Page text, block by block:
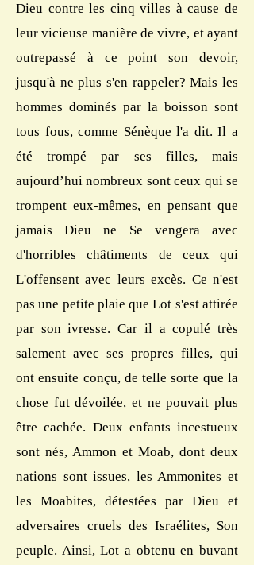
Dieu contre les cinq villes à cause de
leur vicieuse manière de vivre, et ayant
outrepassé à ce point son devoir,
jusqu'à ne plus s'en rappeler? Mais les
hommes dominés par la boisson sont
tous fous, comme Sénèque l'a dit. Il a
été trompé par ses filles, mais
aujourd’hui nombreux sont ceux qui se
trompent eux-mêmes, en pensant que
jamais Dieu ne Se vengera avec
d'horribles châtiments de ceux qui
L'offensent avec leurs excès. Ce n'est
pas une petite plaie que Lot s'est attirée
par son ivresse. Car il a copulé très
salement avec ses propres filles, qui
ont ensuite conçu, de telle sorte que la
chose fut dévoilée, et ne pouvait plus
être cachée. Deux enfants incestueux
sont nés, Ammon et Moab, dont deux
nations sont issues, les Ammonites et
les Moabites, détestées par Dieu et
adversaires cruels des Israélites, Son
peuple. Ainsi, Lot a obtenu en buvant